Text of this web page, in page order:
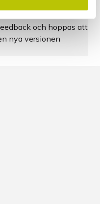
och hoppas att
nya versionen